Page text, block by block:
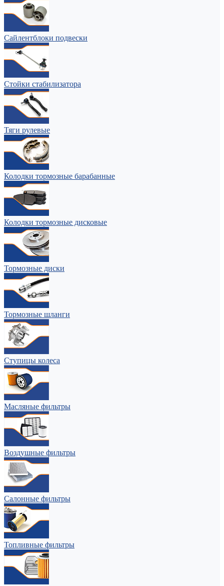
Сайлентблоки подвески
Стойки стабилизатора
Тяги рулевые
Колодки тормозные барабанные
Колодки тормозные дисковые
Тормозные диски
Тормозные шланги
Ступицы колеса
Масляные фильтры
Воздушные фильтры
Салонные фильтры
Топливные фильтры